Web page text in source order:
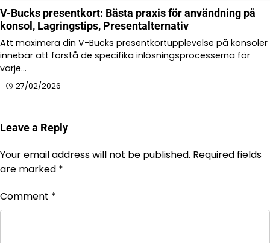
V-Bucks presentkort: Bästa praxis för användning på
konsol, Lagringstips, Presentalternativ
Att maximera din V-Bucks presentkortupplevelse på konsoler
innebär att förstå de specifika inlösningsprocesserna för
varje…
27/02/2026
Leave a Reply
Your email address will not be published. Required fields
are marked *
Comment *